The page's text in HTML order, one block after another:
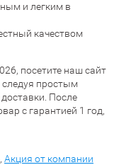
и легким в
качеством
посетите наш сайт
следуя простым
После
с гарантией 1 год,
, Акция от компании